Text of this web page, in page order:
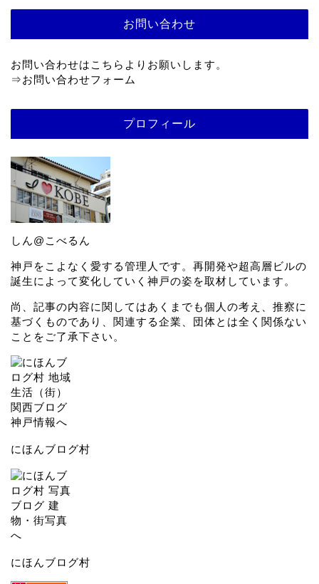
お問い合わせ
お問い合わせはこちらよりお願いします。
⇒お問い合わせフォーム
プロフィール
しん@こべるん
神戸をこよなく愛する管理人です。再開発や超高層ビルの
誕生によって変化していく神戸の姿を取材しています。
尚、記事の内容に関してはあくまでも個人の考え、推察に
基づくものであり、関連する企業、団体とは全く関係ない
ことをご了承下さい。
にほんブログ村
にほんブログ村